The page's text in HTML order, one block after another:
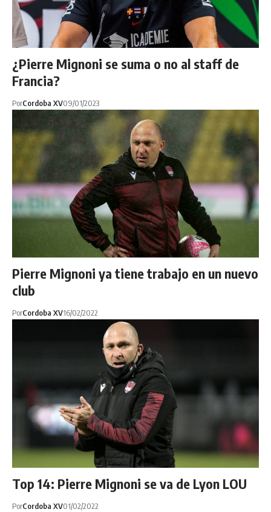
¿Pierre Mignoni se suma o no al staff de
Francia?
PorCordoba XV09/01/2023
Pierre Mignoni ya tiene trabajo en un nuevo
club
PorCordoba XV16/02/2022
Top 14: Pierre Mignoni se va de Lyon LOU
PorCordoba XV01/02/2022